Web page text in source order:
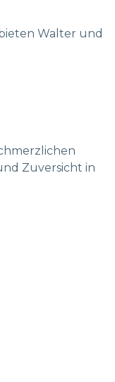
Walter und
Zuversicht in